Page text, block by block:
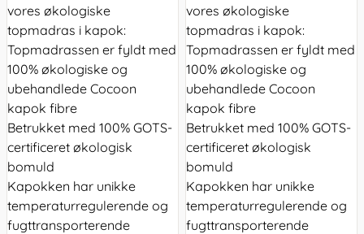
vores økologiske
topmadras i kapok:
Topmadrassen er fyldt med
100% økologiske og
ubehandlede Cocoon
kapok fibre
Betrukket med 100% GOTS-
certificeret økologisk
bomuld
Kapokken har unikke
temperaturregulerende og
fugttransporterende
vores økologiske
topmadras i kapok:
Topmadrassen er fyldt med
100% økologiske og
ubehandlede Cocoon
kapok fibre
Betrukket med 100% GOTS-
certificeret økologisk
bomuld
Kapokken har unikke
temperaturregulerende og
fugttransporterende